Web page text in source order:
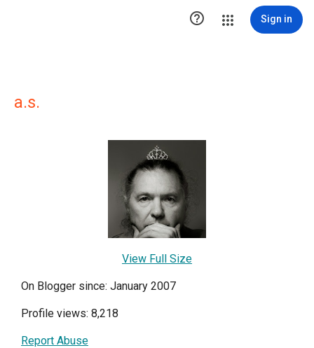
 Sign in
a.s.
View Full Size
On Blogger since: January 2007
Profile views: 8,218
Report Abuse